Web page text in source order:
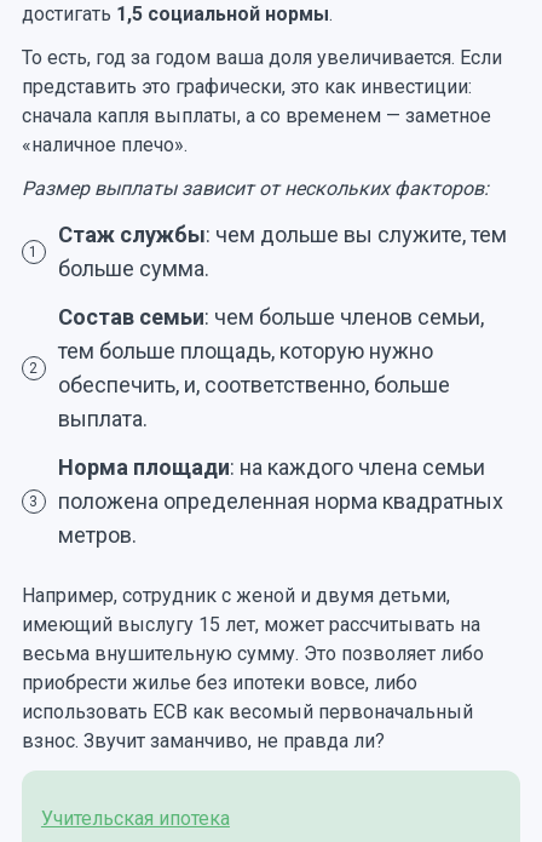
достигать 1,5 социальной нормы.
То есть, год за годом ваша доля увеличивается. Если
представить это графически, это как инвестиции:
сначала капля выплаты, а со временем — заметное
«наличное плечо».
Размер выплаты зависит от нескольких факторов:
1
Стаж службы: чем дольше вы служите, тем
больше сумма.
2
Состав семьи: чем больше членов семьи,
тем больше площадь, которую нужно
обеспечить, и, соответственно, больше
выплата.
3
Норма площади: на каждого члена семьи
положена определенная норма квадратных
метров.
Например, сотрудник с женой и двумя детьми,
имеющий выслугу 15 лет, может рассчитывать на
весьма внушительную сумму. Это позволяет либо
приобрести жилье без ипотеки вовсе, либо
использовать ЕСВ как весомый первоначальный
взнос. Звучит заманчиво, не правда ли?
Учительская ипотека